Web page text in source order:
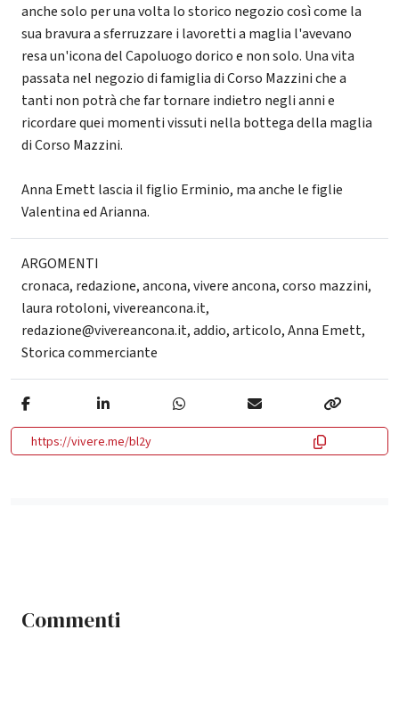
anche solo per una volta lo storico negozio così come la
sua bravura a sferruzzare i lavoretti a maglia l'avevano
resa un'icona del Capoluogo dorico e non solo. Una vita
passata nel negozio di famiglia di Corso Mazzini che a
tanti non potrà che far tornare indietro negli anni e
ricordare quei momenti vissuti nella bottega della maglia
di Corso Mazzini.
Anna Emett lascia il figlio Erminio, ma anche le figlie
Valentina ed Arianna.
ARGOMENTI
cronaca, redazione,ancona,vivere ancona,corso mazzini,
laura rotoloni,vivereancona.it,
redazione@vivereancona.it,addio,articolo,Anna Emett,
Storica commerciante
https://vivere.me/bl2y
Commenti